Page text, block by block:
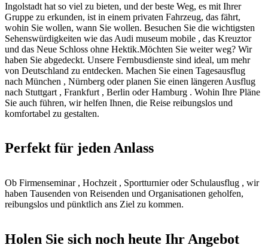
Ingolstadt hat so viel zu bieten, und der beste Weg, es mit Ihrer
Gruppe zu erkunden, ist in einem privaten Fahrzeug, das fährt,
wohin Sie wollen, wann Sie wollen. Besuchen Sie die wichtigsten
Sehenswürdigkeiten wie das Audi museum mobile , das Kreuztor
und das Neue Schloss ohne Hektik.Möchten Sie weiter weg? Wir
haben Sie abgedeckt. Unsere Fernbusdienste sind ideal, um mehr
von Deutschland zu entdecken. Machen Sie einen Tagesausflug
nach München , Nürnberg oder planen Sie einen längeren Ausflug
nach Stuttgart , Frankfurt , Berlin oder Hamburg . Wohin Ihre Pläne
Sie auch führen, wir helfen Ihnen, die Reise reibungslos und
komfortabel zu gestalten.
Perfekt für jeden Anlass
Ob Firmenseminar , Hochzeit , Sportturnier oder Schulausflug , wir
haben Tausenden von Reisenden und Organisationen geholfen,
reibungslos und pünktlich ans Ziel zu kommen.
Holen Sie sich noch heute Ihr Angebot